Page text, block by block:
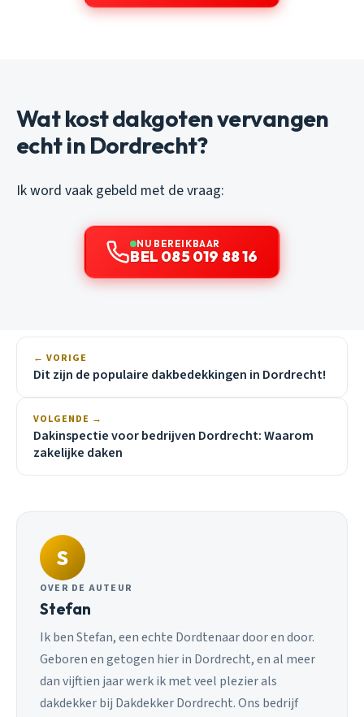
Wat kost dakgoten vervangen
echt in Dordrecht?
Ik word vaak gebeld met de vraag:
NU BEREIKBAAR
BEL 085 019 88 16
← VORIGE
Dit zijn de populaire dakbedekkingen in Dordrecht!
VOLGENDE →
Dakinspectie voor bedrijven Dordrecht: Waarom
zakelijke daken
S
OVER DE AUTEUR
Stefan
Ik ben Stefan, een echte Dordtenaar door en door.
Geboren en getogen hier in Dordrecht, en al meer
dan vijftien jaar werk ik met veel plezier als
dakdekker bij Dakdekker Dordrecht. Ons bedrijf